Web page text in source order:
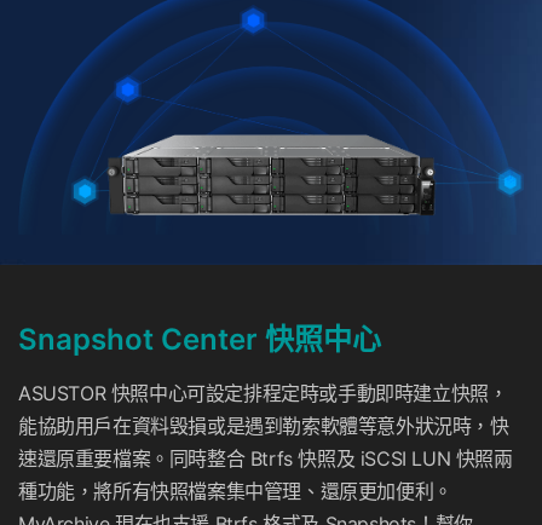
Snapshot Center 快照中心
ASUSTOR 快照中心可設定排程定時或手動即時建立快照，
能協助用戶在資料毁損或是遇到勒索軟體等意外狀況時，快
速還原重要檔案。同時整合 Btrfs 快照及 iSCSI LUN 快照兩
種功能，將所有快照檔案集中管理、還原更加便利。